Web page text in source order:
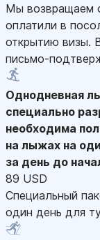
Мы возвращаем
оплатили в
открытию визы.
письмо-
Однодневная
специально
необходима
на лыжах на
за день до
89 USD
Специальный
один день для